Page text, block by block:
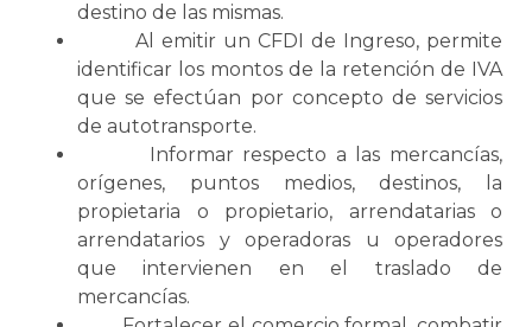
destino de las mismas.
Al emitir un CFDI de Ingreso, permite
identificar los montos de la retención de IVA
quese efectúan por concepto de servicios
de autotransporte.
Informar respecto a las mercancías,
orígenes, puntos medios, destinos, la
propietaria o propietario, arrendatarias o
arrendatarios y operadoras u operadores
que intervienen en el traslado de
mercancías.